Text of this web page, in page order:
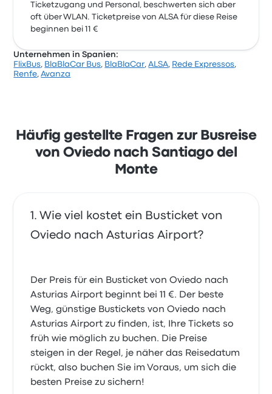
Ticketzugang und Personal, beschwerten sich aber
oft über WLAN. Ticketpreise von ALSA für diese Reise
beginnen bei 11 €
Unternehmen in Spanien:
FlixBus, BlaBlaCar Bus, BlaBlaCar,ALSA, Rede Expressos,
Renfe,Avanza
Häufig gestellte Fragen zur Busreise
von Oviedo nach Santiago del
Monte
Wie viel kostet ein Busticket von
Oviedo nach Asturias Airport?
Der Preis für ein Busticket von Oviedo nach
Asturias Airport beginnt bei 11 €. Der beste
Weg, günstige Bustickets von Oviedo nach
Asturias Airport zu finden, ist, Ihre Tickets so
früh wie möglich zu buchen. Die Preise
steigen in der Regel, je näher das Reisedatum
rückt, also buchen Sie im Voraus, um sich die
besten Preise zu sichern!